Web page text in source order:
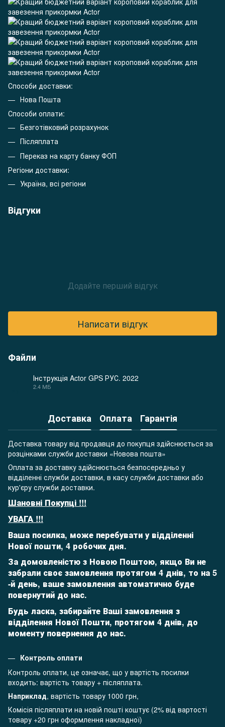
Способи доставки:
Нова Пошта
Способи оплати:
Безготівковий розрахунок
Післяплата
Переказ на карту банку ФОП
Регіони доставки:
Україна, всі регіони
Відгуки
Додайте перший відгук
Написати відгук
Файли
Інструкція Actor GPS РУС. 2022
2.4 МБ
Доставка Оплата Гарантія
Доставка товару від продавця до покупця здійснюється за
розцінками служби доставки «Новова пошта»
Оплата за доставку здійснюється безпосередньо у
відділенні служби доставки, в касу служби доставки або
кур'єру служби доставки.
Шановні Покупці !!!
УВАГА !!!
Ваша посилка, може перебувати у відділенні
Нової пошти, 4 робочих дня.
За домовленістю з Новою Поштою, якщо Ви не
забрали своє замовлення протягом 4 днів, то на 5
-й день, ваше замовлення автоматично буде
повернутий до нас.
Будь ласка, забирайте Ваші замовлення з
відділення Нової Пошти, протягом 4 днів, до
моменту повернення до нас.
Контроль оплати
Контроль оплати, це означає, що у вартість посилки
входить: вартість товару + післяплата.
Наприклад, вартість товару 1000 грн,
Комісія післяплати на новій пошті коштує (2% від вартості
товару +20 грн оформлення накладної)